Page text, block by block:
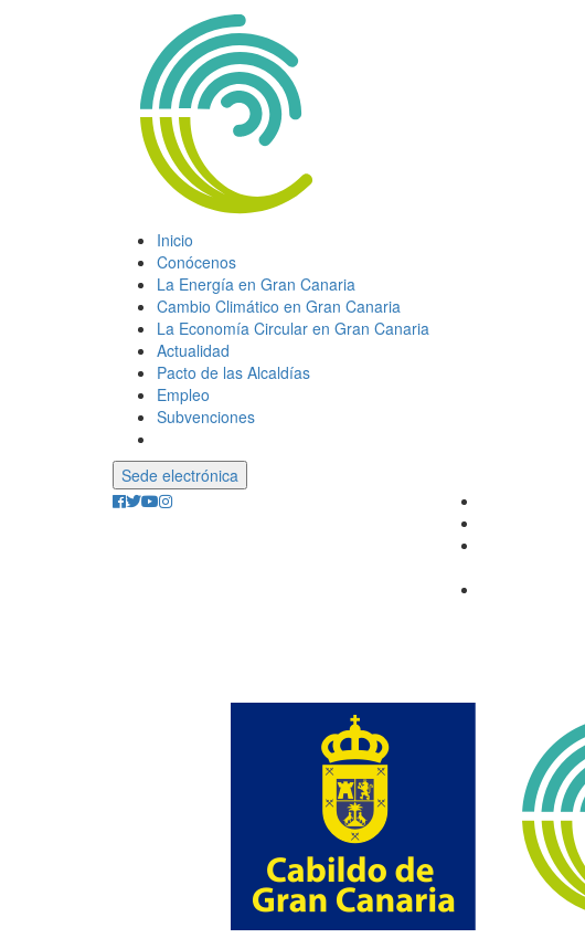
Inicio
Conócenos
La Energía en Gran Canaria
Cambio Climático en Gran Canaria
La Economía Circular en Gran Canaria
Actualidad
Pacto de las Alcaldías
Empleo
Subvenciones
Sede electrónica